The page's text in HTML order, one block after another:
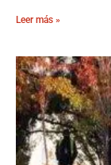
Leer más »